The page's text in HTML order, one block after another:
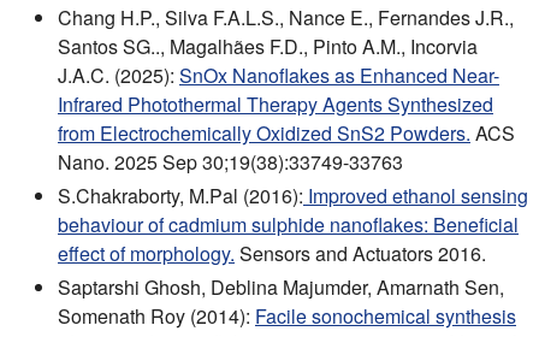
Chang H.P., Silva F.A.L.S., Nance E., Fernandes J.R.,
Santos SG.., Magalhães F.D., Pinto A.M., Incorvia
J.A.C. (2025): SnOx Nanoflakes as Enhanced Near-
Infrared Photothermal Therapy Agents Synthesized
from Electrochemically Oxidized SnS2 Powders. ACS
Nano. 2025 Sep 30;19(38):33749-33763
S.Chakraborty, M.Pal (2016): Improved ethanol sensing
behaviour of cadmium sulphide nanoflakes: Beneficial
effect of morphology. Sensors and Actuators 2016.
Saptarshi Ghosh, Deblina Majumder, Amarnath Sen,
Somenath Roy (2014): Facile sonochemical synthesis